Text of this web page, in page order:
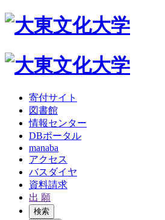
寄付サイト
図書館
情報センター
DBポータル
manaba
アクセス
バスダイヤ
資料請求
出 願
検索